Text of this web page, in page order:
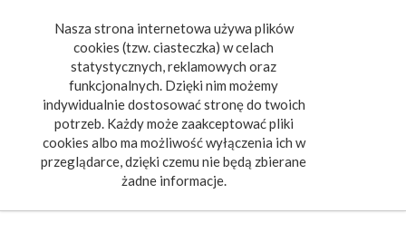
Nasza strona internetowa używa plików
cookies (tzw. ciasteczka) w celach
statystycznych, reklamowych oraz
funkcjonalnych. Dzięki nim możemy
indywidualnie dostosować stronę do twoich
potrzeb. Każdy może zaakceptować pliki
cookies albo ma możliwość wyłączenia ich w
przeglądarce, dzięki czemu nie będą zbierane
żadne informacje.